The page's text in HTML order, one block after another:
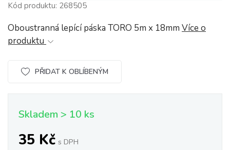
Kód produktu: 268505
Oboustranná lepící páska TORO 5m x 18mm Více o
produktu
PŘIDAT K OBLÍBENÝM
Skladem > 10 ks
35 Kč s DPH